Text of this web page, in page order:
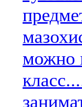
можно